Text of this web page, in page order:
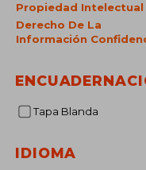
Propiedad Intelectual
Derecho De La
Información
Tapa Blanda
IDIOMA